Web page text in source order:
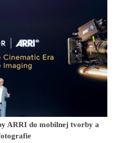
ARRI do mobilnej tvorby a